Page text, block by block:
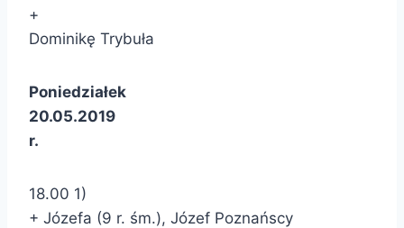
+
Dominikę Trybuła
Poniedziałek
20.05.2019
r.
18.00 1)
+ Józefa (9 r. śm.), Józef Poznańscy